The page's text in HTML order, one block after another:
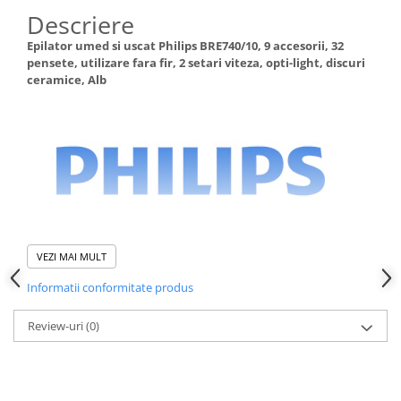
de uz casnic
Epilatoare
Irigatoare Bucale
Ingrijire tesaturi
Produse Mercerie
Jucarii Creative
Lampi de Veghe Copii
Seturi Pictura si Desen
Vehicule si jucarii cu telecomanda
Descriere
Epilator umed si uscat Philips BRE740/10, 9 accesorii, 32
pensete, utilizare fara fir, 2 setari viteza, opti-light, discuri
ceramice, Alb
VEZI MAI MULT
Informatii conformitate produs
Review-uri(0)